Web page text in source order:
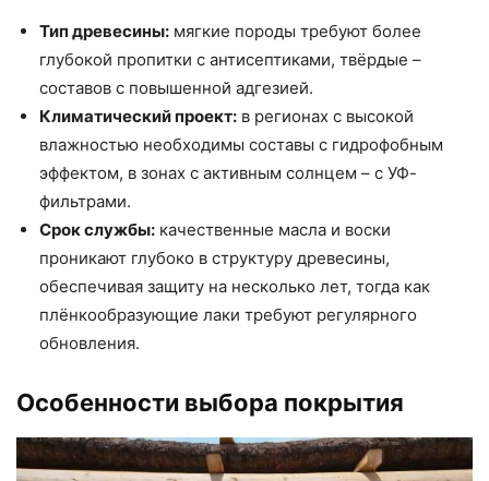
Тип древесины: мягкие породы требуют более
глубокой пропитки с антисептиками, твёрдые –
составов с повышенной адгезией.
Климатический проект: в регионах с высокой
влажностью необходимы составы с гидрофобным
эффектом, в зонах с активным солнцем – с УФ-
фильтрами.
Срок службы: качественные масла и воски
проникают глубоко в структуру древесины,
обеспечивая защиту на несколько лет, тогда как
плёнкообразующие лаки требуют регулярного
обновления.
Особенности выбора покрытия